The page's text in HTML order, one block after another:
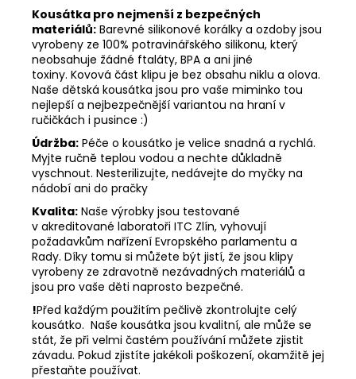
Kousátka pro nejmenší z bezpečných
materiálů: Barevné silikonové korálky a ozdoby jsou
vyrobeny ze 100% potravinářského silikonu, který
neobsahuje žádné ftaláty, BPA a ani jiné
toxiny. Kovová část klipu je bez obsahu niklu a olova.
Naše dětská kousátka jsou pro vaše miminko tou
nejlepší a nejbezpečnější variantou na hraní v
ručičkách i pusince :)
Údržba: Péče o kousátko je velice snadná a rychlá.
Myjte ručně teplou vodou a nechte důkladně
vyschnout. Nesterilizujte, nedávejte do myčky na
nádobí ani do pračky
Kvalita: Naše výrobky jsou testované
v akreditované laboratoři ITC Zlín, vyhovují
požadavkům nařízení Evropského parlamentu a
Rady. Díky tomu si můžete být jistí, že jsou klipy
vyrobeny ze zdravotně nezávadných materiálů a
jsou pro vaše děti naprosto bezpečné.
!Před každým použitím pečlivě zkontrolujte celý
kousátko. Naše kousátka jsou kvalitní, ale může se
stát, že při velmi častém používání můžete zjistit
závadu. Pokud zjistíte jakékoli poškození, okamžitě jej
přestaňte používat.